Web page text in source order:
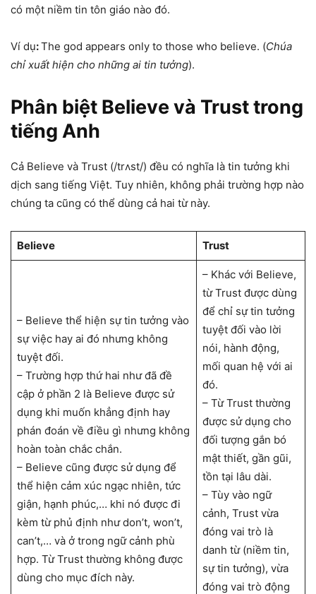
có một niềm tin tôn giáo nào đó.
Ví dụ:The god appears only to those who believe. (Chúa
chỉ xuất hiện cho những ai tin tưởng).
Phân biệt Believe và Trust trong
tiếng Anh
Cả Believe và Trust (/trʌst/) đều có nghĩa là tin tưởng khi
dịch sang tiếng Việt. Tuy nhiên, không phải trường hợp nào
chúng ta cũng có thể dùng cả hai từ này.
Believe Trust
– Believe thể hiện sự tin tưởng vào
sự việc hay ai đó nhưng không
tuyệt đối.
– Trường hợp thứ hai như đã đề
cập ở phần 2 là Believe được sử
dụng khi muốn khẳng định hay
phán đoán về điều gì nhưng không
hoàn toàn chắc chắn.
– Believe cũng được sử dụng để
thể hiện cảm xúc ngạc nhiên, tức
giận, hạnh phúc,… khi nó được đi
kèm từ phủ định như don’t, won’t,
can’t,… và ở trong ngữ cảnh phù
hợp. Từ Trust thường không được
dùng cho mục đích này.
– Khác với Believe,
từ Trust được dùng
để chỉ sự tin tưởng
tuyệt đối vào lời
nói, hành động,
mối quan hệ với ai
đó.
– Từ Trust thường
được sử dụng cho
đối tượng gắn bó
mật thiết, gần gũi,
tồn tại lâu dài.
– Tùy vào ngữ
cảnh, Trust vừa
đóng vai trò là
danh từ (niềm tin,
sự tin tưởng), vừa
đóng vai trò động